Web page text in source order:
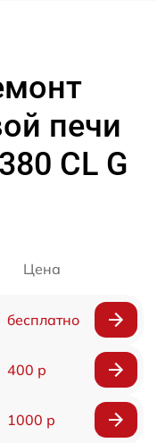
печи
CL G
Цена
бесплатно
400 р
1000 р